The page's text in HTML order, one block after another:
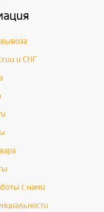
и СНГ
с нами